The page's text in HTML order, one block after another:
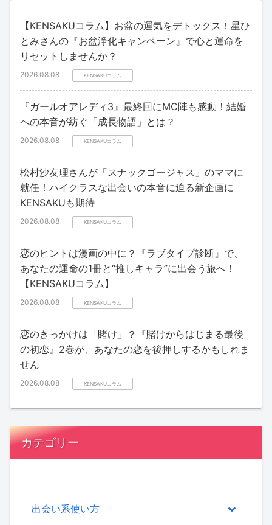
【KENSAKUコラム】お盆の運気をデトックス！星ひ
とみさんの『お盆浄化キャンペーン』で心と運命を
リセットしませんか？
2026.08.08 KENSAKUコラム
『ガールオアレディ3』最終回にMC陣も感動！結婚
への本音が紡ぐ「成長物語」とは？
2026.08.08 KENSAKUコラム
松村沙友理さんが「スナックゴージャス」のママに
就任！ハイクラスな出会いの本音に迫る新企画に
KENSAKUも期待
2026.08.08 KENSAKUコラム
恋のヒントは漫画の中に？『ラブタイプ診断』で、
あなたの運命の1冊と“推しキャラ”に出会う旅へ！
【KENSAKUコラム】
2026.08.08 KENSAKUコラム
恋のきっかけは「賭け」？『賭けからはじまる最後
の初恋』2巻が、あなたの恋を後押しするかもしれま
せん
2026.08.08 KENSAKUコラム
カテゴリー
出会い系使い方